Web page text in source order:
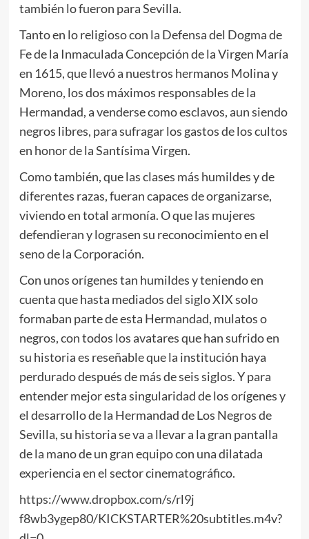
también lo fueron para Sevilla.
Tanto en lo religioso con la Defensa del Dogma de
Fe de la Inmaculada Concepción de la Virgen María
en 1615, que llevó a nuestros hermanos Molina y
Moreno, los dos máximos responsables de la
Hermandad, a venderse como esclavos, aun siendo
negros libres, para sufragar los gastos de los cultos
en honor de la Santísima Virgen.
Como también, que las clases más humildes y de
diferentes razas, fueran capaces de organizarse,
viviendo en total armonía. O que las mujeres
defendieran y lograsen su reconocimiento en el
seno de la Corporación.
Con unos orígenes tan humildes y teniendo en
cuenta que hasta mediados del siglo XIX solo
formaban parte de esta Hermandad, mulatos o
negros, con todos los avatares que han sufrido en
su historia es reseñable que la institución haya
perdurado después de más de seis siglos. Y para
entender mejor esta singularidad de los orígenes y
el desarrollo de la Hermandad de Los Negros de
Sevilla, su historia se va a llevar a la gran pantalla
de la mano de un gran equipo con una dilatada
experiencia en el sector cinematográfico.
https://www.dropbox.com/s/rl9j
f8wb3ygep80/KICKSTARTER%20subtitles.m4v?